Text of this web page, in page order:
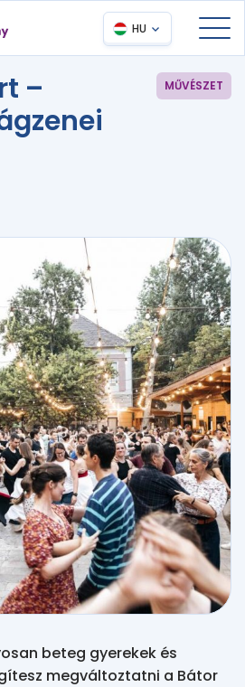
HU
–
MŰVÉSZET
beteg gyerekek és
megváltoztatni a Bátor